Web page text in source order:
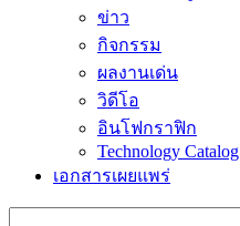
ข่าว
กิจกรรม
ผลงานเด่น
วิดีโอ
อินโฟกราฟิก
Technology Catalog
เอกสารเผยแพร่